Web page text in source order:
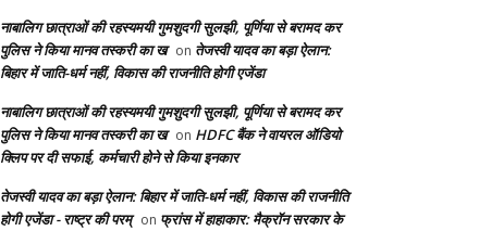
नाबालिग छात्राओं की रहस्यमयी गुमशुदगी सुलझी, पूर्णिया से बरामद कर
पुलिस ने किया मानव तस्करी का ख on तेजस्वी यादव का बड़ा ऐलान:
बिहार में जाति-धर्म नहीं, विकास की राजनीति होगी एजेंडा
नाबालिग छात्राओं की रहस्यमयी गुमशुदगी सुलझी, पूर्णिया से बरामद कर
पुलिस ने किया मानव तस्करी का ख on HDFC बैंक ने वायरल ऑडियो
क्लिप पर दी सफाई, कर्मचारी होने से किया इनकार
तेजस्वी यादव का बड़ा ऐलान: बिहार में जाति-धर्म नहीं, विकास की राजनीति
होगी एजेंडा - राष्ट्र की परम् on फ्रांस में हाहाकार: मैक्रॉन सरकार के